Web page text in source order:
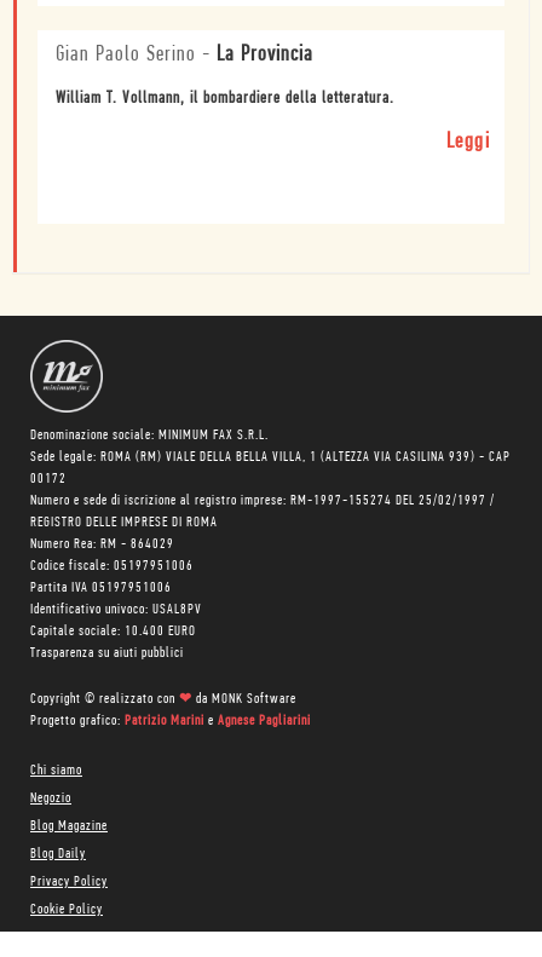
Gian Paolo Serino - La Provincia
William T. Vollmann, il bombardiere della letteratura.
Leggi
Denominazione sociale: MINIMUM FAX S.R.L.
Sede legale: ROMA (RM) VIALE DELLA BELLA VILLA, 1 (ALTEZZA VIA CASILINA 939) - CAP
00172
Numero e sede di iscrizione al registro imprese: RM-1997-155274 DEL 25/02/1997 /
REGISTRO DELLE IMPRESE DI ROMA
Numero Rea: RM - 864029
Codice fiscale: 05197951006
Partita IVA 05197951006
Identificativo univoco: USAL8PV
Capitale sociale: 10.400 EURO
Trasparenza su aiuti pubblici
Copyright © realizzato con ❤ da MONK Software
Progetto grafico: Patrizio Marini e Agnese Pagliarini
Chi siamo
Negozio
Blog Magazine
Blog Daily
Privacy Policy
Cookie Policy